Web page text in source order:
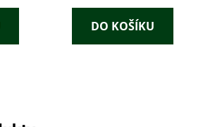
DO KOŠÍKU